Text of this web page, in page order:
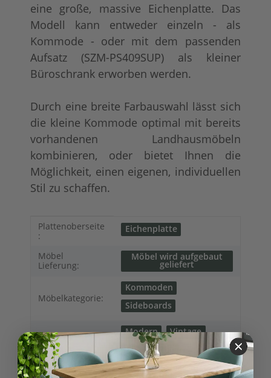
eine große, massive Eichenplatte. Das
Modell kann entweder einzeln - als
Kommode - oder mit dem passenden
Aufsatz (SZM-PS409SUP) als kleiner
Büroschrank erworben werden.
Durch eine breite Farbauswahl lässt sich
die kleine Kommode optimal mit bereits
vorhandenen Landhausmöbeln
kombinieren, oder bietet Ihnen die
Möglichkeit, einen eigenen, individuellen
Stil zu schaffen.
Produkteigenschaft
Wert
Plattenoberseite
:
Eichenplatte
Möbel
Lieferung:
Möbel wird aufgebaut
geliefert
Möbelkategorie:
Kommoden
Sideboards
Möbelstil:
Modern
Vintage
Shabby chic
Französischer
Landhausstil